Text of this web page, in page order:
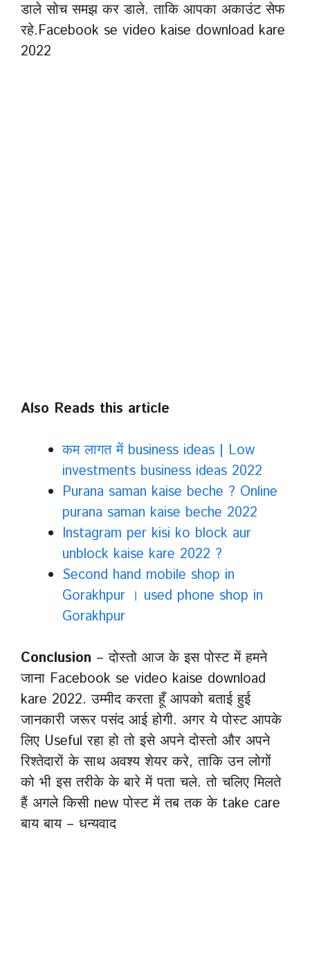
डाले सोच समझ कर डाले. ताकि आपका अकाउंट सेफ
रहे.Facebook se video kaise download kare
2022
Also Reads this article
कम लागत में business ideas | Low
investments business ideas 2022
Purana saman kaise beche ? Online
purana saman kaise beche 2022
Instagram per kisi ko block aur
unblock kaise kare 2022 ?
Second hand mobile shop in
Gorakhpur । used phone shop in
Gorakhpur
Conclusion – दोस्तो आज के इस पोस्ट में हमने
जाना Facebook se video kaise download
kare 2022. उम्मीद करता हूँ आपको बताई हुई
जानकारी जरूर पसंद आई होगी. अगर ये पोस्ट आपके
लिए Useful रहा हो तो इसे अपने दोस्तो और अपने
रिश्तेदारों के साथ अवश्य शेयर करे, ताकि उन लोगों
को भी इस तरीके के बारे में पता चले. तो चलिए मिलते
हैं अगले किसी new पोस्ट में तब तक के take care
बाय बाय – धन्यवाद